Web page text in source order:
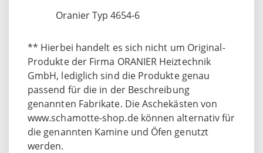
Oranier Typ 4654-6
** Hierbei handelt es sich nicht um Original-
Produkte der Firma ORANIER Heiztechnik
GmbH, lediglich sind die Produkte genau
passend für die in der Beschreibung
genannten Fabrikate. Die Aschekästen von
www.schamotte-shop.de können alternativ für
die genannten Kamine und Öfen genutzt
werden.